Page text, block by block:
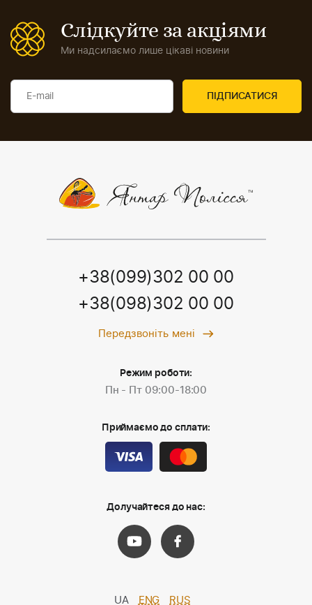
Слідкуйте за акціями
Ми надсилаємо лише цікаві новини
+38(099)302 00 00
+38(098)302 00 00
Передзвоніть мені
Режим роботи:
Пн - Пт 09:00-18:00
Приймаємо до сплати:
Долучайтеся до нас:
UA ENG RUS